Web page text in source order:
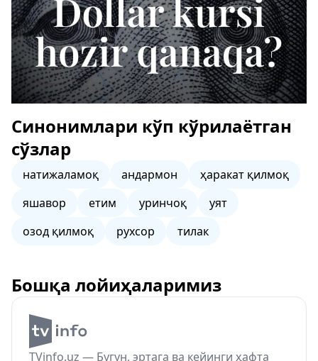
Синонимлари кўп кўрилаётган
сўзлар
натижаламоқ андармон
ҳаракат қилмоқ
яшавор
етим уринчоқ
уят
озод қилмоқ
рухсор тилак
Бошқа лойиҳаларимиз
TVinfo.uz — Бугун, эртага ва кейинги ҳафта